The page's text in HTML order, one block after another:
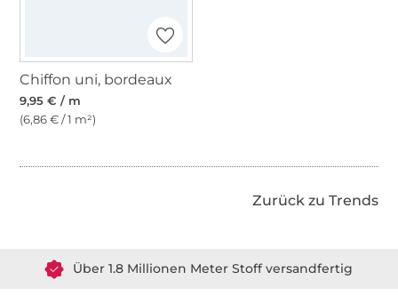
Chiffon uni, bordeaux
9,95 € / m
(6,86 € / 1 m²)
Zurück zu Trends
Über 1.8 Millionen Meter Stoff versandfertig